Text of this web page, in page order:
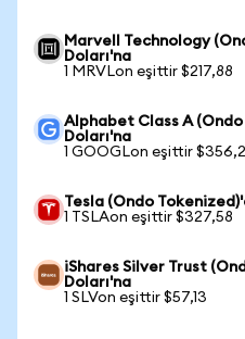
Marvell Technology
Doları'na
1 MRVLon eşittir $217,88
Alphabet Class A
Doları'na
1 GOOGLon eşittir
Tesla (Ondo
1 TSLAon eşittir $327,58
iShares Silver Trust
Doları'na
1 SLVon eşittir $57,13